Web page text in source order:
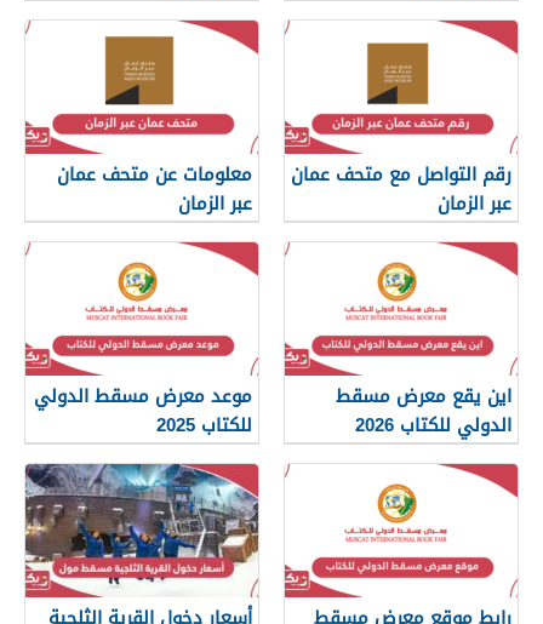
رقم التواصل مع متحف عمان
عبر الزمان
معلومات عن متحف عمان
عبر الزمان
اين يقع معرض مسقط
الدولي للكتاب 2026
موعد معرض مسقط الدولي
للكتاب 2025